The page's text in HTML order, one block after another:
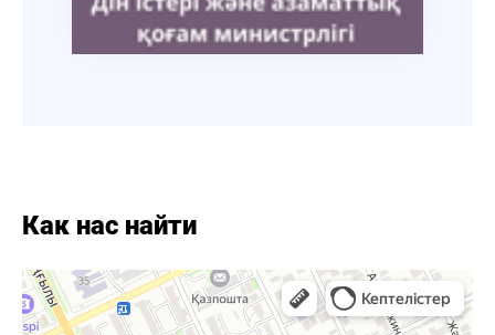
Как нас найти
Кызылорда
Яндекс Карты